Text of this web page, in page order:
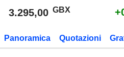
3.295,00 GBX
Panoramica Quotazioni